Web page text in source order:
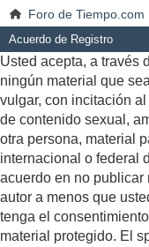
Foro de Tiempo.com
Acuerdo de Registro
Usted acepta, a través
ningún material que
vulgar, con incitación
de contenido sexual,
otra persona, material
internacional o federal
acuerdo en no publicar
autor a menos que
tenga el
material protegido. El